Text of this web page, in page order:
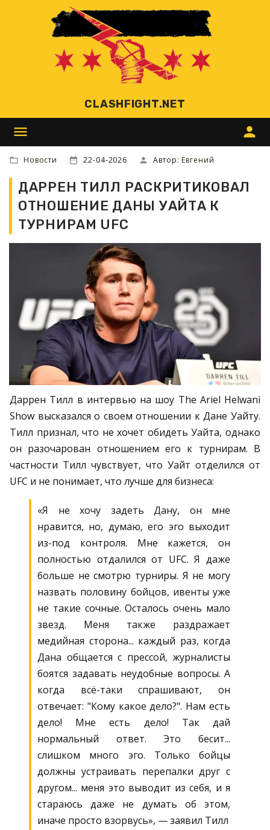
CLASHFIGHT.NET
menu person
Новости 22-04-2026 Автор:Евгений
ДАРРЕН ТИЛЛ РАСКРИТИКОВАЛ
ОТНОШЕНИЕ ДАНЫ УАЙТА К
ТУРНИРАМ UFC
Даррен Тилл в интервью на шоу The Ariel Helwani
Show высказался о своем отношении к Дане Уайту.
Тилл признал, что не хочет обидеть Уайта, однако
он разочарован отношением его к турнирам. В
частности Тилл чувствует, что Уайт отделился от
UFC и не понимает, что лучше для бизнеса:
«Я не хочу задеть Дану, он мне
нравится, но, думаю, его эго выходит
из-под контроля. Мне кажется, он
полностью отдалился от UFC. Я даже
больше не смотрю турниры. Я не могу
назвать половину бойцов, ивенты уже
не такие сочные. Осталось очень мало
звезд. Меня также раздражает
медийная сторона... каждый раз, когда
Дана общается с прессой, журналисты
боятся задавать неудобные вопросы. А
когда всё-таки спрашивают, он
отвечает: "Кому какое дело?". Нам есть
дело! Мне есть дело! Так дай
нормальный ответ. Это бесит...
слишком много эго. Только бойцы
должны устраивать перепалки друг с
другом... меня это выводит из себя, и я
стараюсь даже не думать об этом,
иначе просто взорвусь», — заявил Тилл